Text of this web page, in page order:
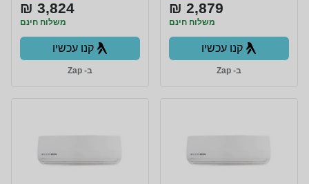
2,879 ₪
משלוח חינם
קנו עכשיו
ב- Zap
3,824 ₪
משלוח חינם
קנו עכשיו
ב- Zap